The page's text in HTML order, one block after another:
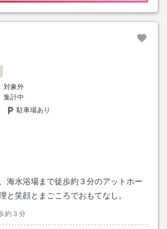
対象外
集計中
駐車場あり
海水浴場まで徒歩約３分のアットホー
と笑顔とまごころでおもてなし。
約３分